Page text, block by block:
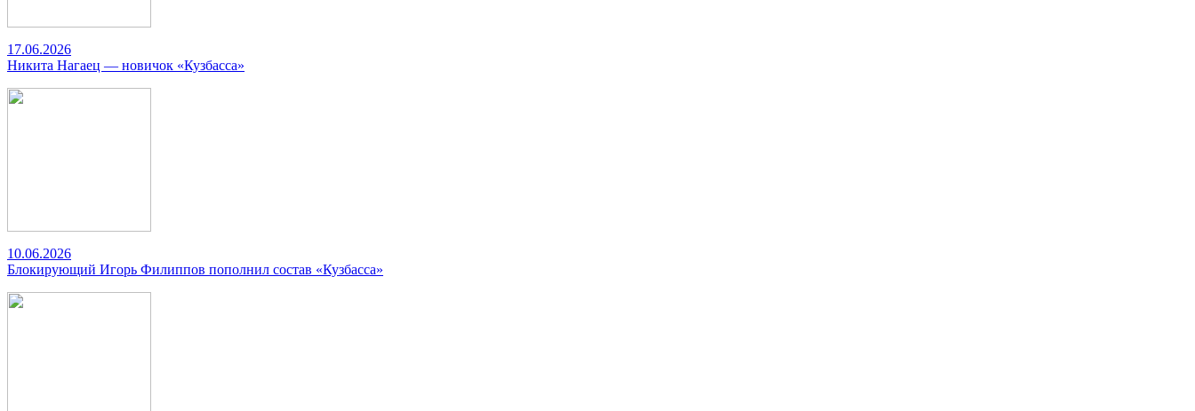
17.06.2026
Никита Нагаец — новичок «Кузбасса»
10.06.2026
Блокирующий Игорь Филиппов пополнил состав «Кузбасса»